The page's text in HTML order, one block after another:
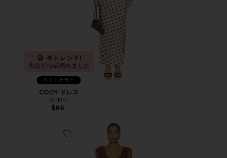
今トレンド!
先ほど10点売れました
ベストセラー
CODY ドレス
AFRM
$88
Favorite TRISTA ドレス